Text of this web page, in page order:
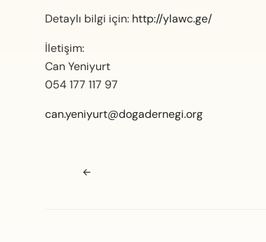
Detaylı bilgi için: http://ylawc.ge/
İletişim:
Can Yeniyurt
054 177 117 97
can.yeniyurt@dogadernegi.org
Navigasyon sonrası
←